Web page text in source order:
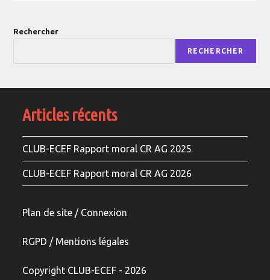
Rechercher
RECHERCHER
Articles récents
CLUB-ECEF Rapport moral CR AG 2025
CLUB-ECEF Rapport moral CR AG 2026
Plan de site / Connexion
RGPD / Mentions légales
Copyright CLUB-ECEF - 2026